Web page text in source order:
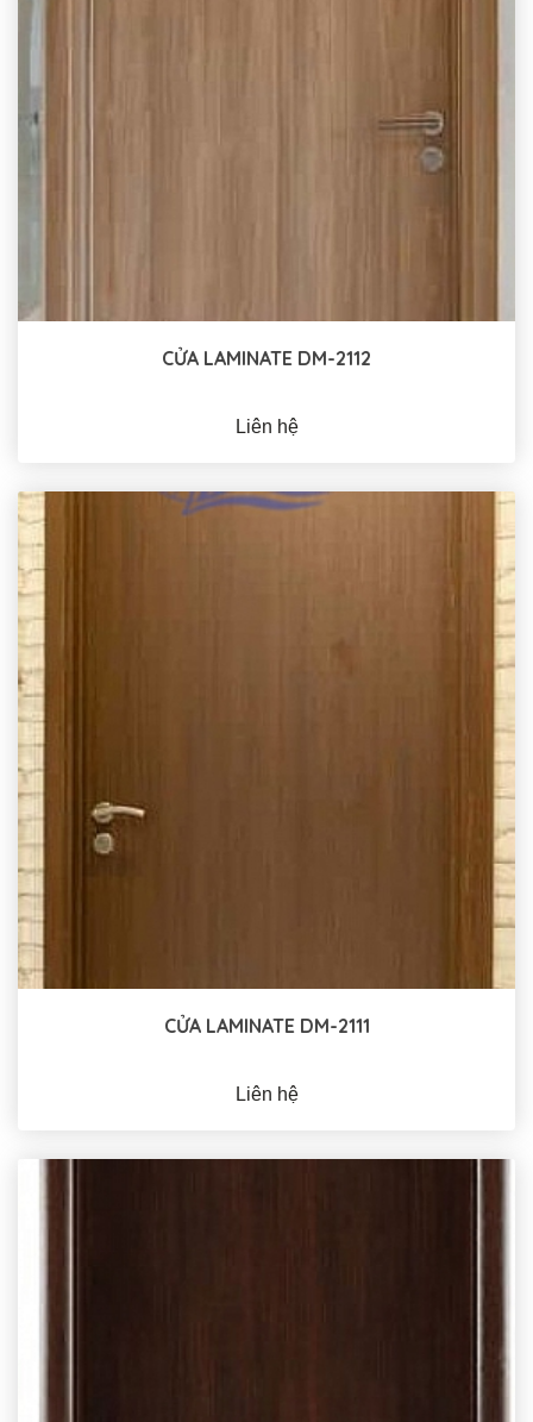
CỬA LAMINATE DM-2112
Liên hệ
CỬA LAMINATE DM-2111
Liên hệ